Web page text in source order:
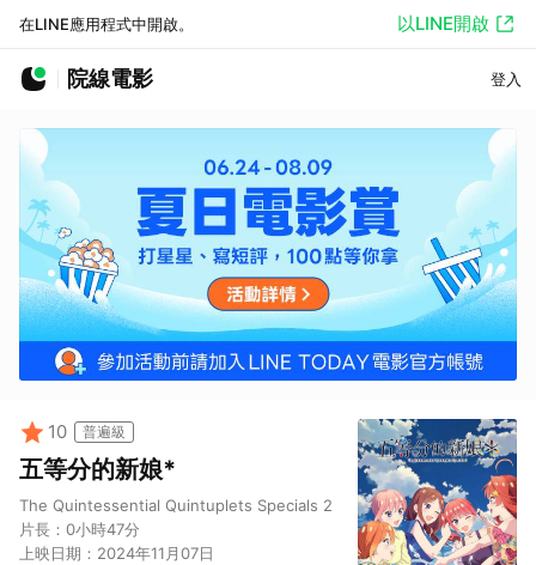
在LINE應用程式中開啟。 以LINE開啟
院線電影 登入
10 普遍級
五等分的新娘*
The Quintessential Quintuplets Specials 2
片長： 0小時47分
上映日期： 2024年11月07日